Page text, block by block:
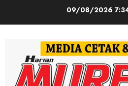
09/08/2026